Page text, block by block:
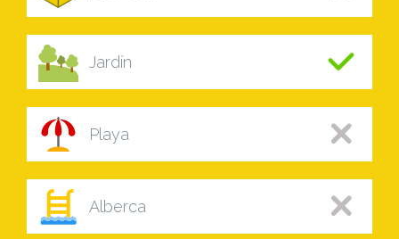
Jardín
Playa
Alberca